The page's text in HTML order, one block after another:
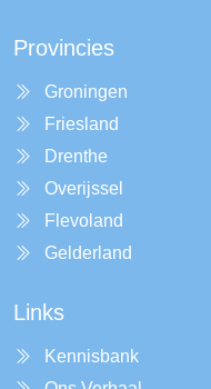
Provincies
Groningen
Friesland
Drenthe
Overijssel
Flevoland
Gelderland
Links
Kennisbank